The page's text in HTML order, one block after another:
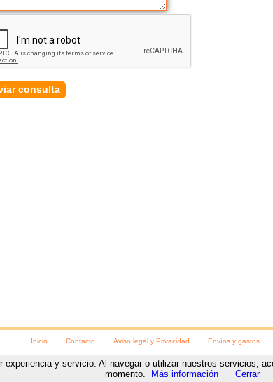
Inicio Contacto Aviso legal y Privacidad Envíos y gastos
para las fiestasC/ Numancia, 8,Soria, ( Soria). Teléfono:975230078https://
Diseño y desarrollo webporwww.NetyTec.com
y servicio. Al navegar o utilizar nuestros servicios,
momento.
Más información Cerrar